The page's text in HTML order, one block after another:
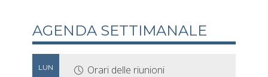
AGENDA SETTIMANALE
LUN Orari delle riunioni